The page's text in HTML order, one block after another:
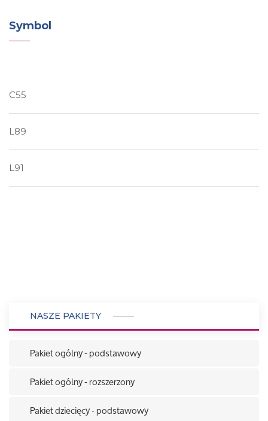
Symbol
C55
L89
L91
NASZE PAKIETY
Pakiet ogólny - podstawowy
Pakiet ogólny - rozszerzony
Pakiet dziecięcy - podstawowy